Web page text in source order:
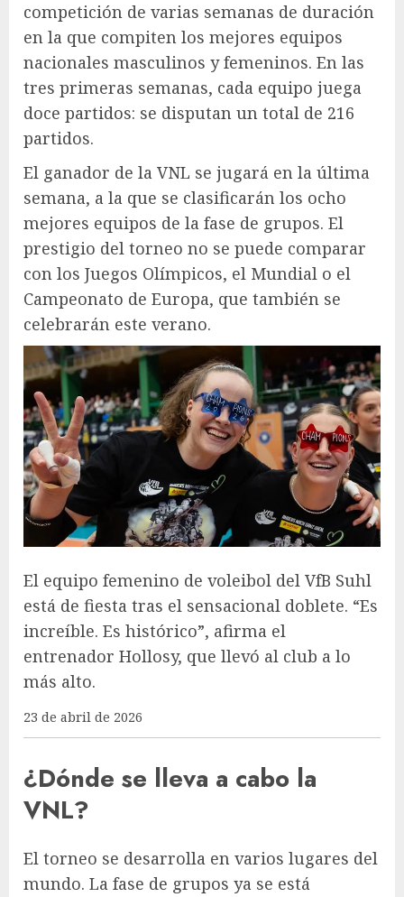
competición de varias semanas de duración
en la que compiten los mejores equipos
nacionales masculinos y femeninos. En las
tres primeras semanas, cada equipo juega
doce partidos: se disputan un total de 216
partidos.
El ganador de la VNL se jugará en la última
semana, a la que se clasificarán los ocho
mejores equipos de la fase de grupos. El
prestigio del torneo no se puede comparar
con los Juegos Olímpicos, el Mundial o el
Campeonato de Europa, que también se
celebrarán este verano.
El equipo femenino de voleibol del VfB Suhl
está de fiesta tras el sensacional doblete. “Es
increíble. Es histórico”, afirma el
entrenador Hollosy, que llevó al club a lo
más alto.
23 de abril de 2026
¿Dónde se lleva a cabo la
VNL?
El torneo se desarrolla en varios lugares del
mundo. La fase de grupos ya se está